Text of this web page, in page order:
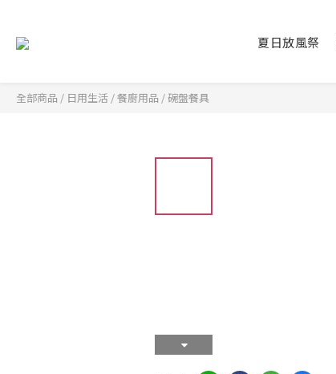
夏日放風祭
全部商品 / 日用生活 /餐廚用品 / 碗盤餐具